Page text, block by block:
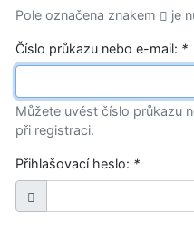
Pole označena znakem je
Číslo průkazu nebo e-mail: *
Můžete uvést číslo průkazu
při registraci.
Přihlašovací heslo: *